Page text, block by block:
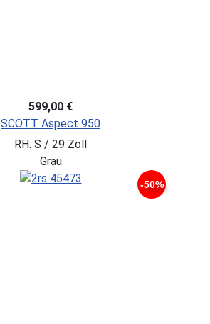
599,00 €
SCOTT Aspect 950
RH: S / 29 Zoll
Grau
-50%